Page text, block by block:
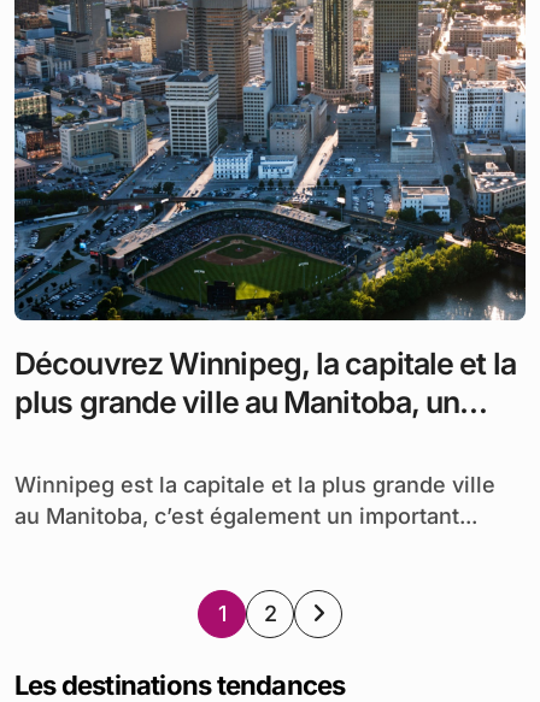
Découvrez Winnipeg, la capitale et la
plus grande ville au Manitoba, un
canadiennes.
Winnipeg est la capitale et la plus grande ville
au Manitoba, c’est également un important...
Pagination
des
1 2
Les destinations tendances